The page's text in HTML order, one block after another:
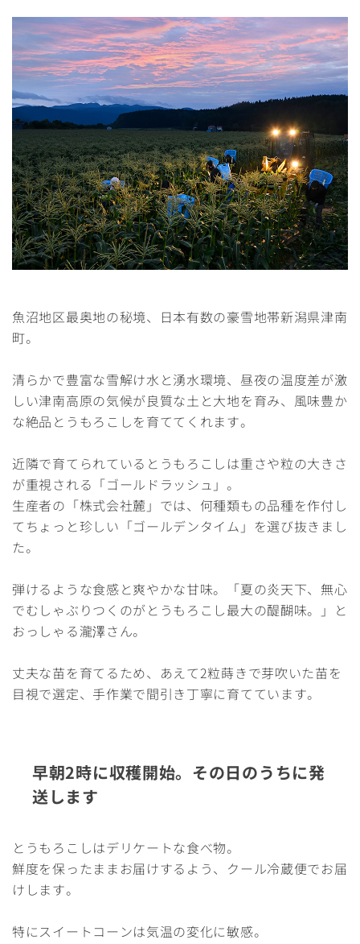
魚沼地区最奥地の秘境、日本有数の豪雪地帯新潟県津南
町。
清らかで豊富な雪解け水と湧水環境、昼夜の温度差が激
しい津南高原の気候が良質な土と大地を育み、風味豊か
な絶品とうもろこしを育ててくれます。
近隣で育てられているとうもろこしは重さや粒の大きさ
が重視される「ゴールドラッシュ」。
生産者の「株式会社麓」では、何種類もの品種を作付し
てちょっと珍しい「ゴールデンタイム」を選び抜きまし
た。
弾けるような食感と爽やかな甘味。「夏の炎天下、無心
でむしゃぶりつくのがとうもろこし最大の醍醐味。」と
おっしゃる瀧澤さん。
丈夫な苗を育てるため、あえて2粒蒔きで芽吹いた苗を
目視で選定、手作業で間引き丁寧に育てています。
早朝2時に収穫開始。その日のうちに発
送します
とうもろこしはデリケートな食べ物。
鮮度を保ったままお届けするよう、クール冷蔵便でお届
けします。
特にスイートコーンは気温の変化に敏感。